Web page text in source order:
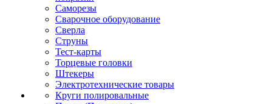
Саморезы
Сварочное оборудование
Сверла
Струны
Тест-карты
Торцевые головки
Штекеры
Электротехнические товары
Круги полировальные